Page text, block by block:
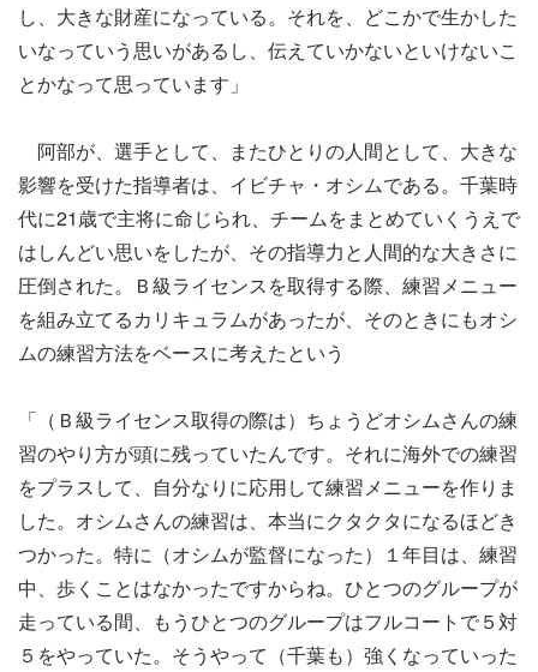
し、大きな財産になっている。それを、どこかで生かした
いなっていう思いがあるし、伝えていかないといけないこ
とかなって思っています」
阿部が、選手として、またひとりの人間として、大きな
影響を受けた指導者は、イビチャ・オシムである。千葉時
代に21歳で主将に命じられ、チームをまとめていくうえで
はしんどい思いをしたが、その指導力と人間的な大きさに
圧倒された。Ｂ級ライセンスを取得する際、練習メニュー
を組み立てるカリキュラムがあったが、そのときにもオシ
ムの練習方法をベースに考えたという
「（Ｂ級ライセンス取得の際は）ちょうどオシムさんの練
習のやり方が頭に残っていたんです。それに海外での練習
をプラスして、自分なりに応用して練習メニューを作りま
した。オシムさんの練習は、本当にクタクタになるほどき
つかった。特に（オシムが監督になった）１年目は、練習
中、歩くことはなかったですからね。ひとつのグループが
走っている間、もうひとつのグループはフルコートで５対
５をやっていた。そうやって（千葉も）強くなっていった